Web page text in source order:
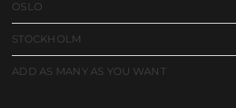
OSLO
STOCKHOLM
ADD AS MANY AS YOU WANT